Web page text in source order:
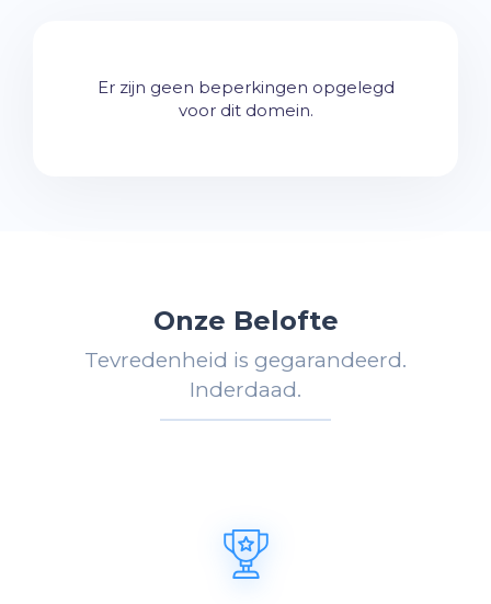
Er zijn geen beperkingen opgelegd
voor dit domein.
Onze Belofte
Tevredenheid is gegarandeerd.
Inderdaad.